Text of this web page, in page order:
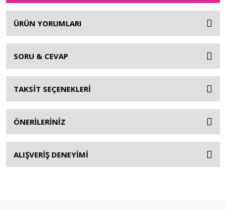
ÜRÜN YORUMLARI
SORU & CEVAP
TAKSİT SEÇENEKLERİ
ÖNERİLERİNİZ
ALIŞVERİŞ DENEYİMİ